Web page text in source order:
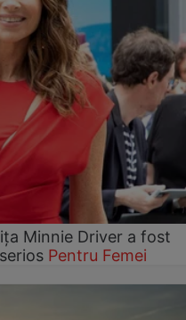
Minnie Driver a fost
Pentru Femei